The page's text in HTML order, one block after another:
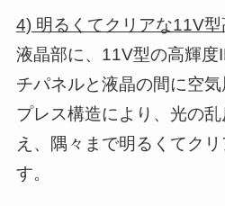
4) 明るくてクリアな11V
液晶部に、11V型の高輝度
チパネルと液晶の間に空
プレス構造により、光の
え、隅々まで明るくてク
す。